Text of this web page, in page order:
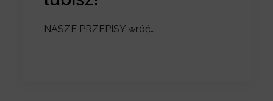
NASZE PRZEPISY wróć…